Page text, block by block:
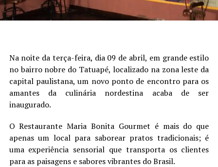
Na noite da terça-feira, dia 09 de abril, em grande estilo
no bairro nobre do Tatuapé, localizado na zona leste da
capital paulistana, um novo ponto de encontro para os
amantes da culinária nordestina acaba de ser
inaugurado.
O Restaurante Maria Bonita Gourmet é mais do que
apenas um local para saborear pratos tradicionais; é
uma experiência sensorial que transporta os clientes
para as paisagens e sabores vibrantes do Brasil.